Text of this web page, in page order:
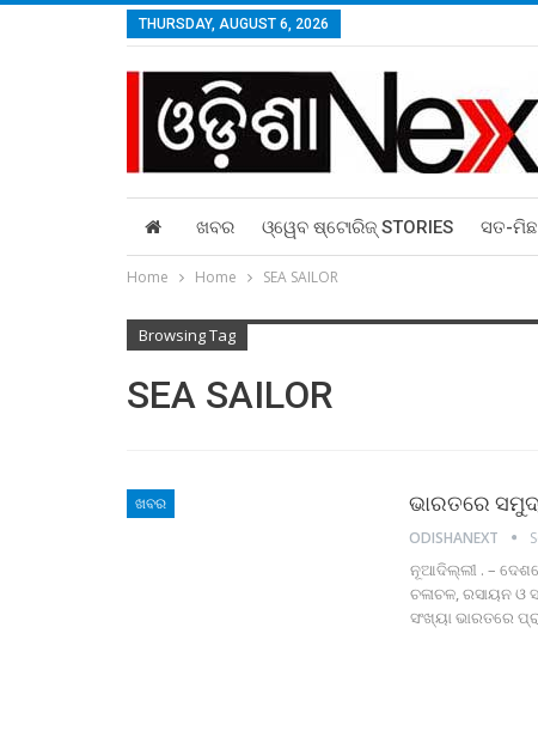
THURSDAY, AUGUST 6, 2026
ଖବର ଓ୍ୱେବ ଷ୍ଟୋରିଜ୍‌ STORIES ସତ-ମିଛ
Home Home SEA SAILOR
Browsing Tag
SEA SAILOR
ଖବର ଭାରତରେ
ODISHANEXT
ନୂଆଦିଲ୍ଲୀ . –
ଚଳାଚଳ, ରସାୟନ ଓ
ସଂଖ୍ୟା ଭାରତରେ